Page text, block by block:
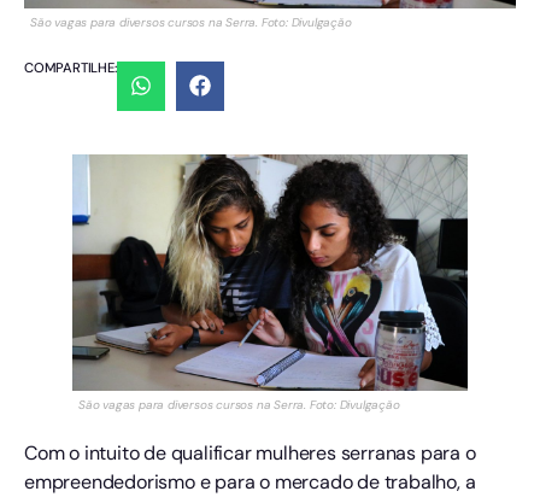
São vagas para diversos cursos na Serra. Foto: Divulgação
COMPARTILHE:
São vagas para diversos cursos na Serra. Foto: Divulgação
Com o intuito de qualificar mulheres serranas para o
empreendedorismo e para o mercado de trabalho, a